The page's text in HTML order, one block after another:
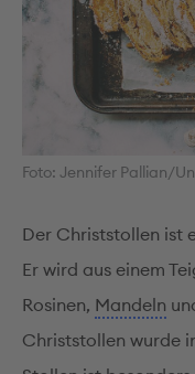
Foto: Jennifer Pallian/
Der Christstollen ist
Er wird aus einem
Rosinen, Mandeln
Christstollen wurde